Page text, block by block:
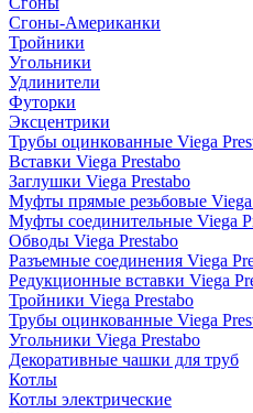
Сгоны-Американки
Тройники
Угольники
Удлинители
Футорки
Эксцентрики
Трубы оцинкованные Viega
Вставки Viega Prestabo
Заглушки Viega Prestabo
Муфты прямые резьбовые Viega
Муфты соединительные Viega
Обводы Viega Prestabo
Разъемные соединения Viega
Редукционные вставки Viega
Тройники Viega Prestabo
Трубы оцинкованные Viega
Угольники Viega Prestabo
Декоративные чашки для труб
Котлы
Котлы электрические